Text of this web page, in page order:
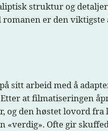
struktur og
er den viktigste
sitt arbeid med å
at filmatiseringen
og den høstet lovord
«verdig». Ofte gir